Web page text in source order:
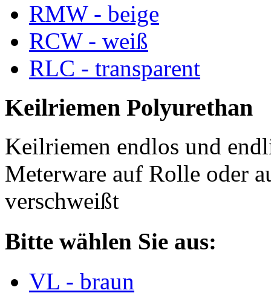
RMW - beige
RCW - weiß
RLC - transparent
Keilriemen Polyurethan
Keilriemen endlos und
Meterware auf Rolle oder
verschweißt
Bitte wählen Sie aus:
VL - braun